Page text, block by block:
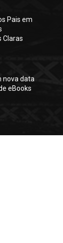
Pais em
Claras
nova data
eBooks